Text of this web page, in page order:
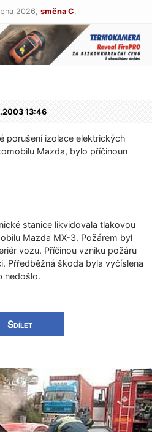
2026, směna C.
13:46
porušení izolace elektrických
Mazda, bylo příčinoun
stanice likvidovala tlakovou
Mazda MX-3. Požárem byl
vozu. Příčinou vzniku požáru
Přředběžná škoda byla vyčíslena
nedošlo.
Sdílet